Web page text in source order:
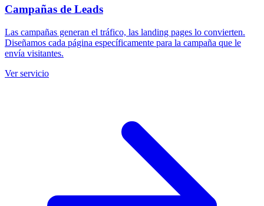
Campañas de Leads
Las campañas generan el tráfico, las landing pages lo convierten.
Diseñamos cada página específicamente para la campaña que le
envía visitantes.
Ver servicio